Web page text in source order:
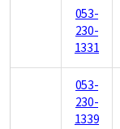
053-
230-
1331
053-
230-
1339